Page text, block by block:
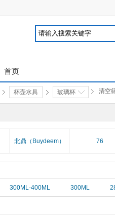
首页
杯壶水具 玻璃杯 清空
北鼎（Buydeem） 76
300ML-400ML 300ML